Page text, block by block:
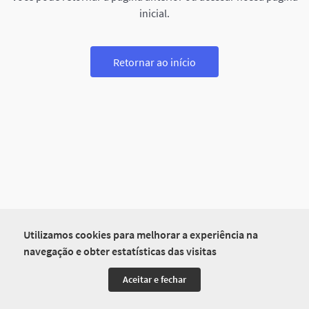
Utilizamos cookies para melhorar a experiência na
navegação e obter estatísticas das visitas
Aceitar e fechar
inicial.
Retornar ao início